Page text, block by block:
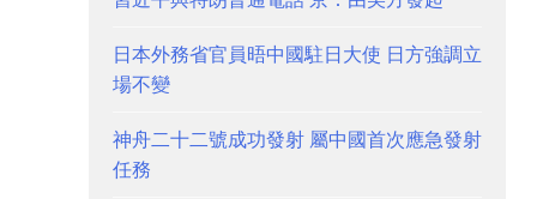
日本外務省官員晤中國駐日大使 日方強調立
場不變
神舟二十二號成功發射 屬中國首次應急發射
任務